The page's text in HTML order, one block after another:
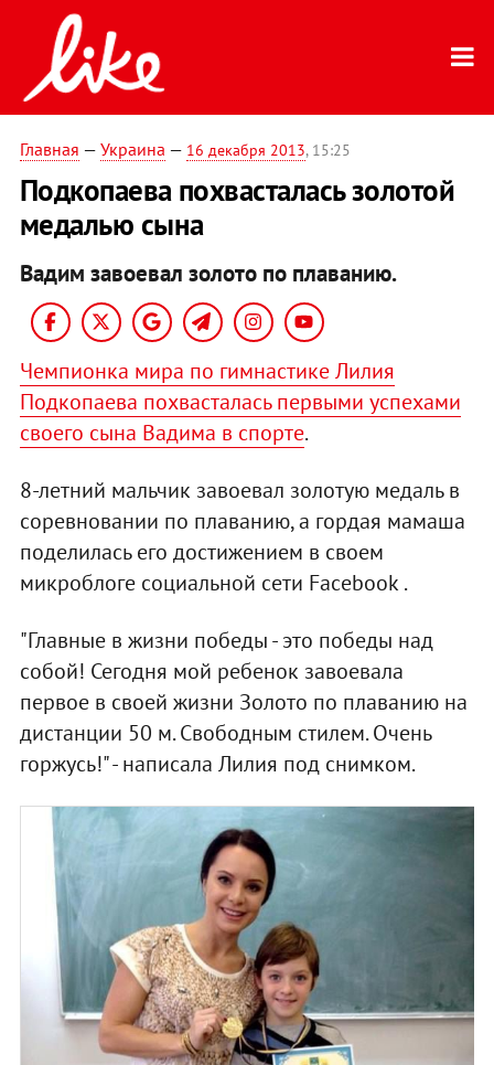
Главная — Украина — 16 декабря 2013, 15:25
Подкопаева похвасталась золотой
медалью сына
Вадим завоевал золото по плаванию.
Чемпионка мира по гимнастике Лилия
Подкопаева похвасталась первыми успехами
своего сына Вадима в спорте.
8-летний мальчик завоевал золотую медаль в
соревновании по плаванию, а гордая мамаша
поделилась его достижением в своем
микроблоге социальной сети Facebook .
"Главные в жизни победы - это победы над
собой! Сегодня мой ребенок завоевала
первое в своей жизни Золото по плаванию на
дистанции 50 м. Свободным стилем. Очень
горжусь!" - написала Лилия под снимком.